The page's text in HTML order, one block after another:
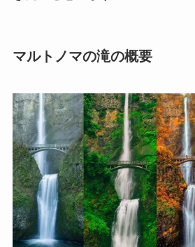
マルトノマの滝の概要